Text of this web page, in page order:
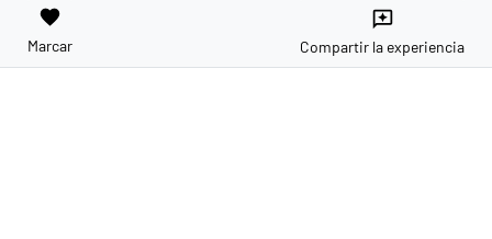
favorite
Marcar
reviews
Compartir la experiencia